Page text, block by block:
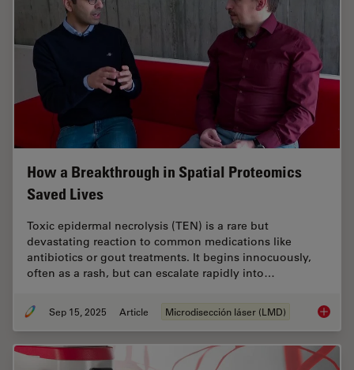
How a Breakthrough in Spatial Proteomics
Saved Lives
Toxic epidermal necrolysis (TEN) is a rare but
devastating reaction to common medications like
antibiotics or gout treatments. It begins innocuously,
often as a rash, but can escalate rapidly into…
Sep 15, 2025 Article Microdisección láser (LMD) How a